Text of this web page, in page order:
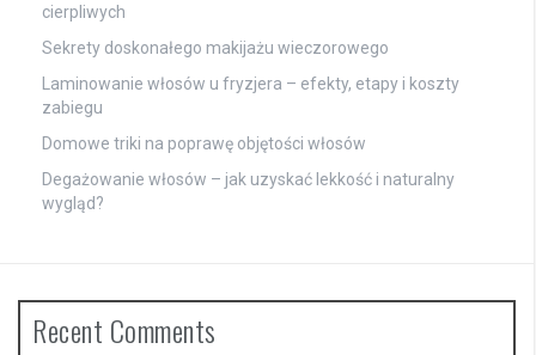
cierpliwych
Sekrety doskonałego makijażu wieczorowego
Laminowanie włosów u fryzjera – efekty, etapy i koszty
zabiegu
Domowe triki na poprawę objętości włosów
Degażowanie włosów – jak uzyskać lekkość i naturalny
wygląd?
Recent Comments